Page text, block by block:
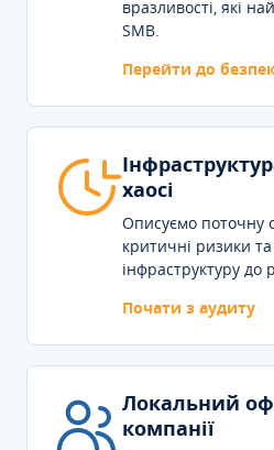
вразливості, які
SMB.
Перейти до
хаосі
Описуємо поточну
критичні ризики
інфраструктуру до
Почати з аудиту
Локальний
компанії